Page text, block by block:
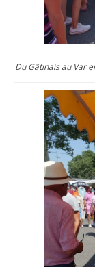
Du Gâtinais au Var